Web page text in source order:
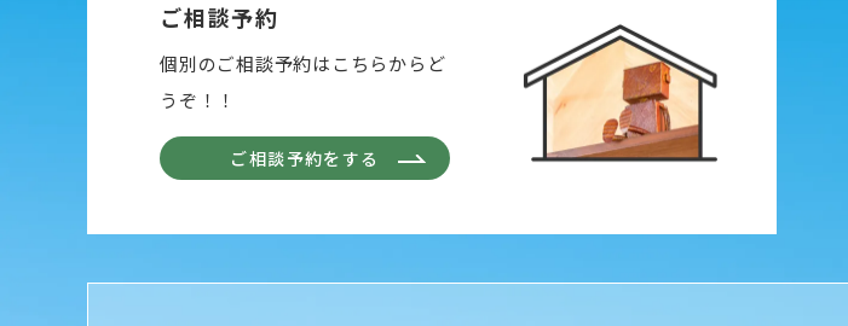
ご相談予約
個別のご相談予約はこちらからど
うぞ！！
ご相談予約をする